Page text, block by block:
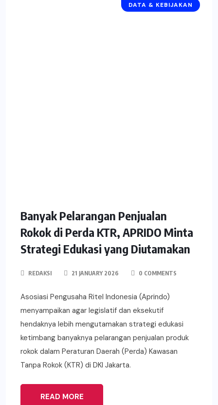
DATA & KEBIJAKAN
Banyak Pelarangan Penjualan
Rokok di Perda KTR, APRIDO Minta
Strategi Edukasi yang Diutamakan
REDAKSI 21 JANUARY 2026 0 COMMENTS
Asosiasi Pengusaha Ritel Indonesia (Aprindo)
menyampaikan agar legislatif dan eksekutif
hendaknya lebih mengutamakan strategi edukasi
ketimbang banyaknya pelarangan penjualan produk
rokok dalam Peraturan Daerah (Perda) Kawasan
Tanpa Rokok (KTR) di DKI Jakarta.
READ MORE